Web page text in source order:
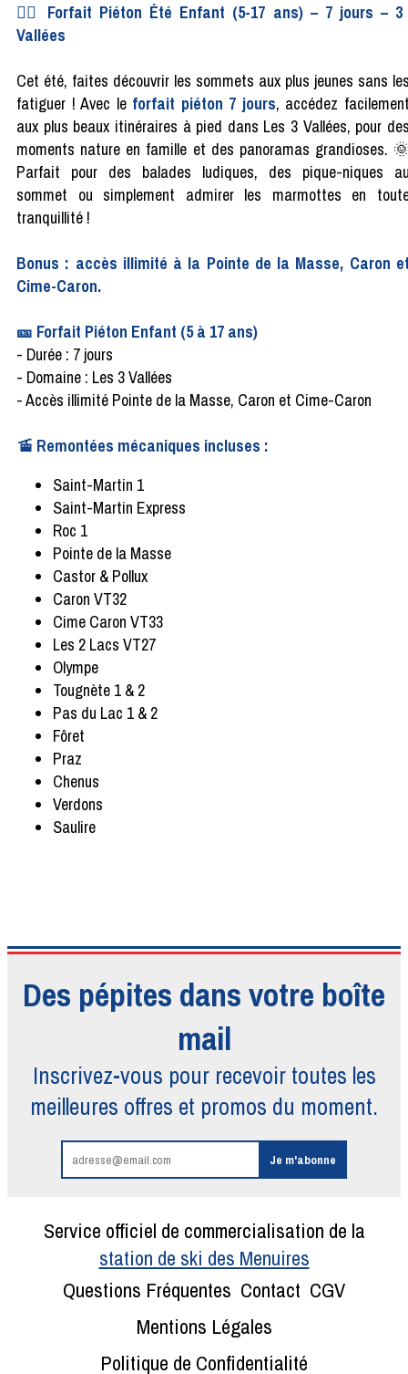
🚶‍♂️ Forfait Piéton Été Enfant (5-17 ans) – 7 jours – 3
Vallées
Cet été, faites découvrir les sommets aux plus jeunes sans
fatiguer ! Avec le forfait piéton 7 jours, accédez
aux plus beaux itinéraires à pied dans Les 3 Vallées, pour
moments nature en famille et des panoramas grandioses.
Parfait pour des balades ludiques, des pique-niques
sommet ou simplement admirer les marmottes en
tranquillité !
Bonus : accès illimité à la Pointe de la Masse, Caron
Cime-Caron.
🎫 Forfait Piéton Enfant (5 à 17 ans)
- Durée : 7 jours
- Domaine : Les 3 Vallées
- Accès illimité Pointe de la Masse, Caron et Cime-Caron
🚡 Remontées mécaniques incluses :
Saint-Martin 1
Saint-Martin Express
Roc 1
Pointe de la Masse
Castor & Pollux
Caron VT32
Cime Caron VT33
Les 2 Lacs VT27
Olympe
Tougnète 1 & 2
Pas du Lac 1 & 2
Fôret
Praz
Chenus
Verdons
Saulire
Des pépites dans votre boîte
mail
Inscrivez-vous pour recevoir toutes les
meilleures offres et promos du moment.
Service officiel de commercialisation de la
station de ski des Menuires
Questions Fréquentes Contact CGV
Mentions Légales
Politique de Confidentialité